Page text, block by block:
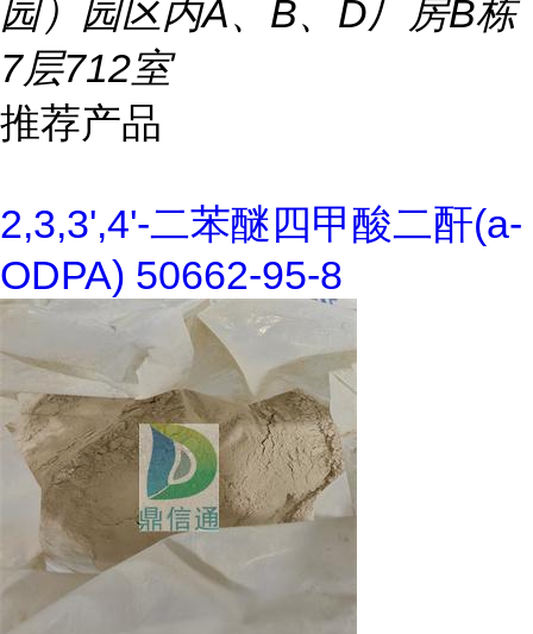
园）园区内A、B、D厂房B栋
7层712室
推荐产品
2,3,3',4'-二苯醚四甲酸二酐(a-
ODPA) 50662-95-8